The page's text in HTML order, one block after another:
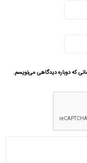
که دوباره دیدگاهی می‌نویسم.